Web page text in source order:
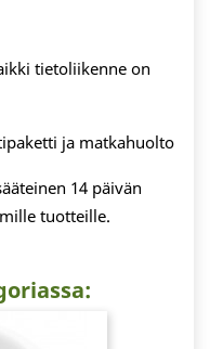
tietoliikenne on
ja matkahuolto
14 päivän
tuotteille.